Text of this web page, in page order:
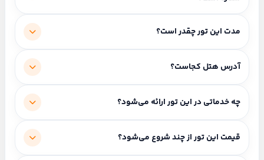
انتخاب
شده ·
پاسخگویی
احمدی
برای
ارتباط
ابتدا
انتخاب
این هتل ۴ ستاره است.
مدت این تور چقدر است؟
مدت اقامت و برنامه سفر: ۳ شب و ۴ روز.
آدرس هتل کجاست؟
Dolapdere Caddesi No:217, Sisli, 34375 Istanbul,
Turkey
چه خدماتی در این تور ارائه می‌شود؟
خدمات شامل: صبحانه رایگان، ترنسفر استقبال، گشت شهری.
قیمت این تور از چند شروع می‌شود؟